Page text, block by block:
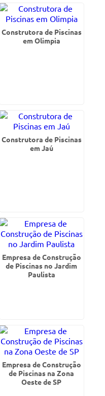
Construtora de Piscinas
em Olimpia
Construtora de Piscinas
em Jaú
Empresa de Construção
de Piscinas no Jardim
Paulista
Empresa de Construção
de Piscinas na Zona
Oeste de SP